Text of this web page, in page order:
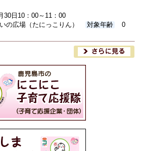
30日10：00～11：00
の広場（たにっこりん） 対象年齢
0